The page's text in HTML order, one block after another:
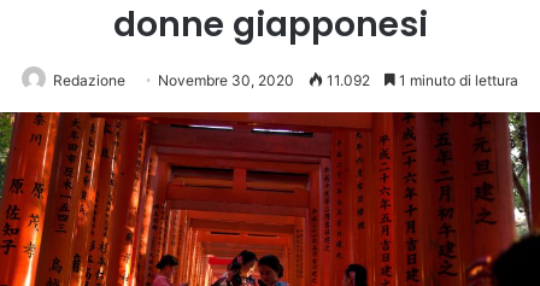
donne giapponesi
Redazione Novembre 30, 2020 11.092 1 minuto di lettura